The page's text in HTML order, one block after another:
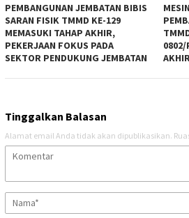
PEMBANGUNAN JEMBATAN BIBIS
SARAN FISIK TMMD KE-129
MEMASUKI TAHAP AKHIR,
PEKERJAAN FOKUS PADA
SEKTOR PENDUKUNG JEMBATAN
0802/
Tinggalkan Balasan
Alamat email Anda tidak akan dipublikasikan.